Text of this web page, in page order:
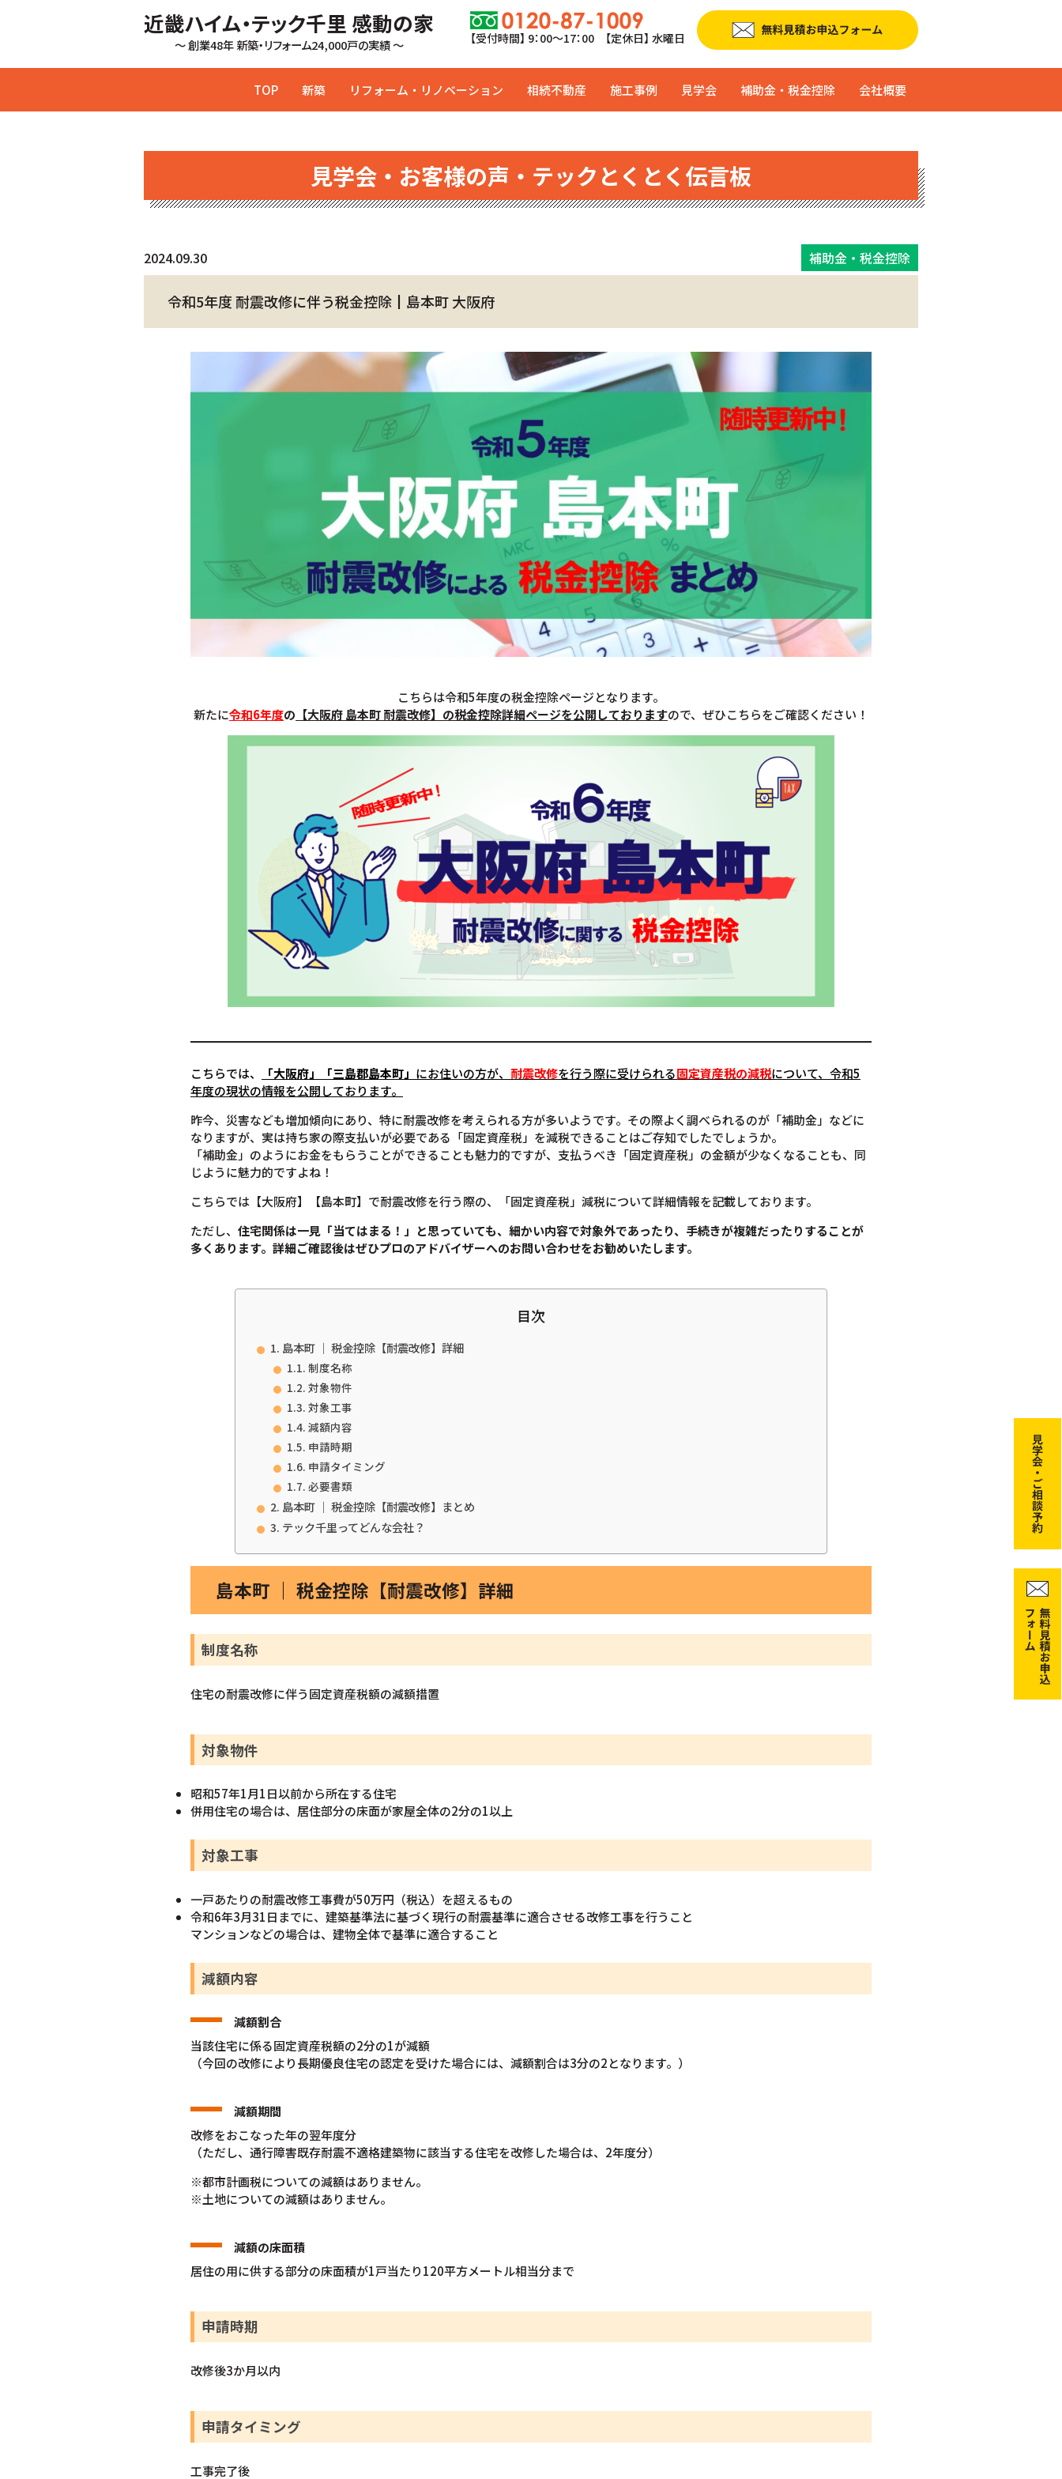
近畿ハイム・テック千里 感動の家
～ 創業48年 新築・リフォーム24,000戸の実績 ～ 【受付時間】 9：00〜17：00 【定休日】 水曜日
TOP 新築 リフォーム・リノベーション 相続不動産 施工事例 見学会 補助金・税金控除 会社概要
見学会・お客様の声・テックとくとく伝言板
2024.09.30 補助金・税金控除
令和5年度 耐震改修に伴う税金控除┃島本町 大阪府
こちらは令和5年度の税金控除ページとなります。
新たに令和6年度の 【大阪府 島本町 耐震改修】の税金控除詳細ページを公開しておりますので、ぜひこちらをご確認ください！
こちらでは、 「大阪府」「三島郡島本町」 にお住いの方が、 耐震改修を行う際に受けられる固定資産税の減税について、令和5
年度の現状の情報を公開しております。
昨今、災害なども増加傾向にあり、特に耐震改修を考えられる方が多いようです。その際よく調べられるのが「補助金」などに
なりますが、実は持ち家の際支払いが必要である「固定資産税」を減税できることはご存知でしたでしょうか。
「補助金」のようにお金をもらうことができることも魅力的ですが、支払うべき「固定資産税」の金額が少なくなることも、同
じように魅力的ですよね！
こちらでは【大阪府】【島本町】で耐震改修を行う際の、「固定資産税」減税について詳細情報を記載しております。
ただし、 住宅関係は一見「当てはまる！」と思っていても、 細かい内容で対象外であったり、手続きが複雑だったりすることが
多くあります。 詳細ご確認後はぜひプロのアドバイザーへのお問い合わせをお勧めいたします。
目次
島本町 ｜ 税金控除【耐震改修】詳細
制度名称
対象物件
対象工事
減額内容
申請時期
申請タイミング
必要書類
島本町 ｜ 税金控除【耐震改修】まとめ
テック千里ってどんな会社？
島本町 ｜ 税金控除【耐震改修】詳細
制度名称
住宅の耐震改修に伴う固定資産税額の減額措置
対象物件
昭和57年1月1日以前から所在する住宅
併用住宅の場合は、居住部分の床面が家屋全体の2分の1以上
対象工事
一戸あたりの耐震改修工事費が50万円（税込）を超えるもの
令和6年3月31日までに、建築基準法に基づく現行の耐震基準に適合させる改修工事を行うこと
マンションなどの場合は、建物全体で基準に適合すること
減額内容
減額割合
当該住宅に係る固定資産税額の2分の1が減額
（今回の改修により長期優良住宅の認定を受けた場合には、減額割合は3分の2となります。）
減額期間
改修をおこなった年の翌年度分
（ただし、通行障害既存耐震不適格建築物に該当する住宅を改修した場合は、2年度分）
※都市計画税についての減額はありません。
※土地についての減額はありません。
減額の床面積
居住の用に供する部分の床面積が1戸当たり120平方メートル相当分まで
申請時期
改修後3か月以内
申請タイミング
工事完了後